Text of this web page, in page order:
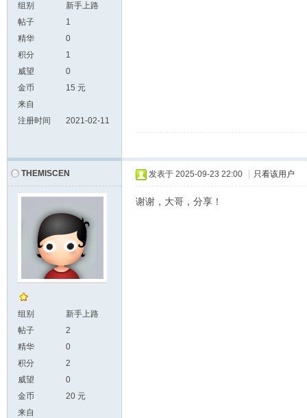
组别
新手上路
帖子
1
精华
0
积分
1
威望
0
金币
15 元
来自
注册时间
2021-02-11
THEMISCEN
组别
新手上路
帖子
2
精华
0
积分
2
威望
0
金币
20 元
来自
发表于 2025-09-23 22:00 只看该用户
谢谢，大哥，分享！